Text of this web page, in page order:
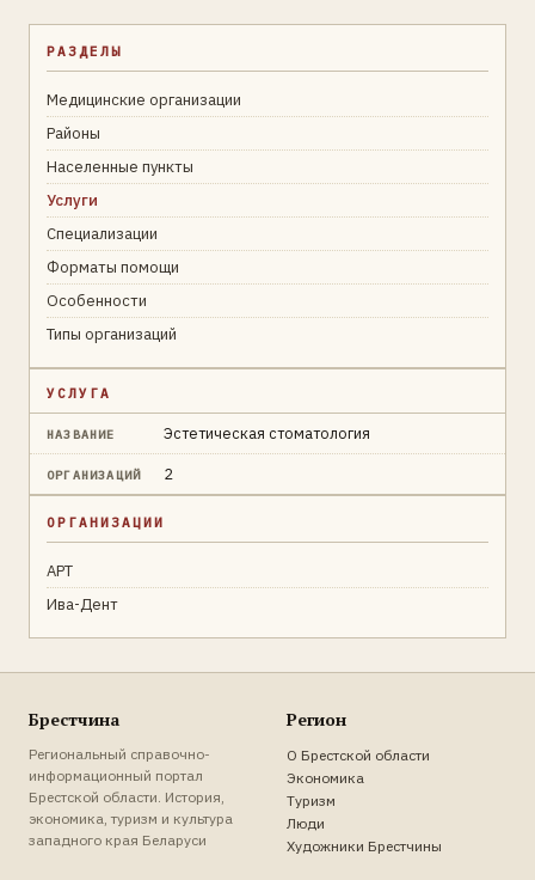
РАЗДЕЛЫ
Медицинские организации
Районы
Населенные пункты
Услуги
Специализации
Форматы помощи
Особенности
Типы организаций
УСЛУГА
НАЗВАНИЕ Эстетическая стоматология
ОРГАНИЗАЦИЙ 2
ОРГАНИЗАЦИИ
АРТ
Ива-Дент
Брестчина
Региональный справочно-
информационный портал
Брестской области. История,
экономика, туризм и культура
западного края Беларуси
Регион
О Брестской области
Экономика
Туризм
Люди
Художники Брестчины